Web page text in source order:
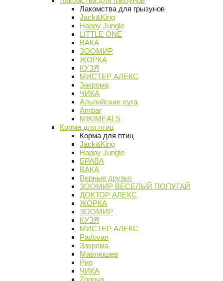
Лакомства для грызунов
Jack&King
Happy Jungle
LITTLE ONE
ВАКА
ЗООМИР
ЖОРКА
КУЗЯ
МИСТЕР АЛЕКС
Закрома
ЧИКА
Альпийские луга
Ambar
MIKIMEALS
Корма для птиц
Корма для птиц
Jack&King
Happy Jungle
БРАВА
ВАКА
Верные друзья
ЗООМИР ВЕСЕЛЫЙ ПОПУГАЙ
ДОКТОР АЛЕКС
ЖОРКА
ЗООМИР
КУЗЯ
МИСТЕР АЛЕКС
Padovan
Закрома
Мавлюшев
Рио
ЧИКА
Zoonya